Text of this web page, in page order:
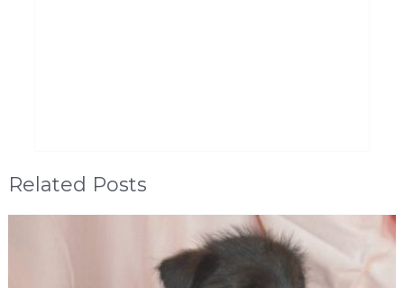
Related Posts